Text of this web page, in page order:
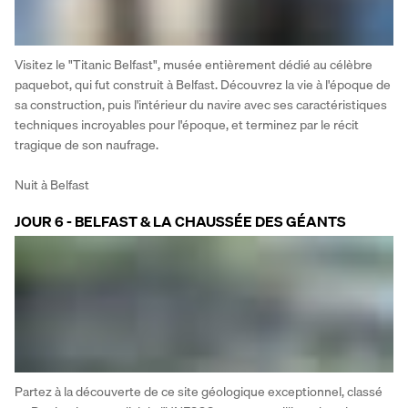
Visitez le "Titanic Belfast", musée entièrement dédié au célèbre
paquebot, qui fut construit à Belfast. Découvrez la vie à l'époque de
sa construction, puis l'intérieur du navire avec ses caractéristiques
techniques incroyables pour l'époque, et terminez par le récit
tragique de son naufrage.
Nuit à Belfast
JOUR 6 - BELFAST & LA CHAUSSÉE DES GÉANTS
Partez à la découverte de ce site géologique exceptionnel, classé